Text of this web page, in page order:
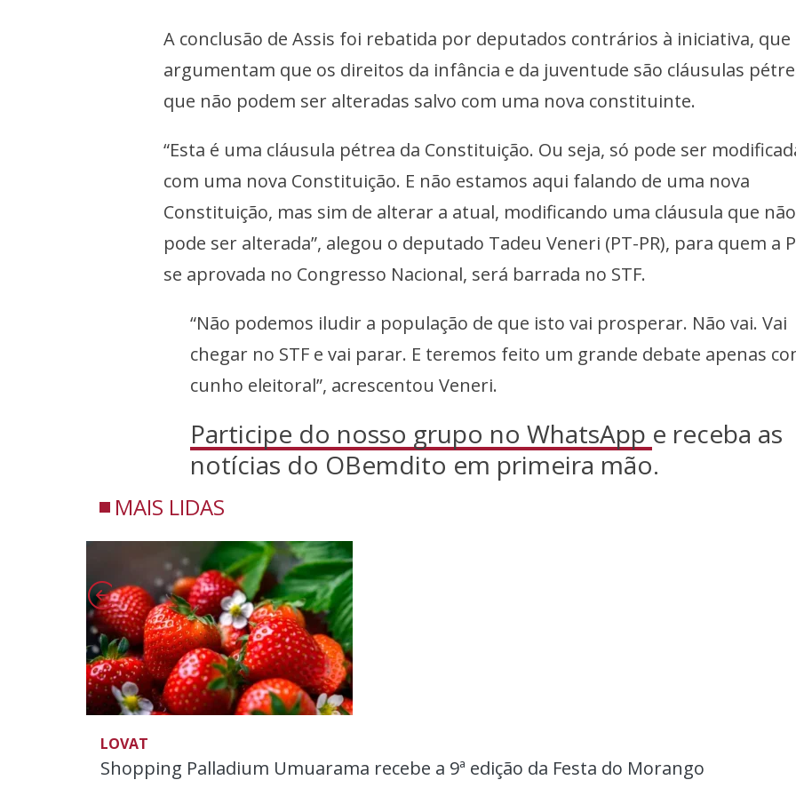
A conclusão de Assis foi rebatida por deputados contrários à iniciativa, que
argumentam que os direitos da infância e da juventude são cláusulas
que não podem ser alteradas salvo com uma nova constituinte.
“Esta é uma cláusula pétrea da Constituição. Ou seja, só pode ser
com uma nova Constituição. E não estamos aqui falando de uma nova
Constituição, mas sim de alterar a atual, modificando uma cláusula que não
pode ser alterada”, alegou o deputado Tadeu Veneri (PT-PR), para quem a
se aprovada no Congresso Nacional, será barrada no STF.
“Não podemos iludir a população de que isto vai prosperar. Não vai. Vai
chegar no STF e vai parar. E teremos feito um grande debate apenas
cunho eleitoral”, acrescentou Veneri.
Participe do nosso grupo no WhatsApp e receba as
notícias do OBemdito em primeira mão.
MAIS LIDAS
LOVAT
Shopping Palladium Umuarama recebe a 9ª edição da Festa do Morango